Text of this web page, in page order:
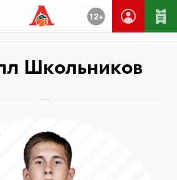
12+
Школьников